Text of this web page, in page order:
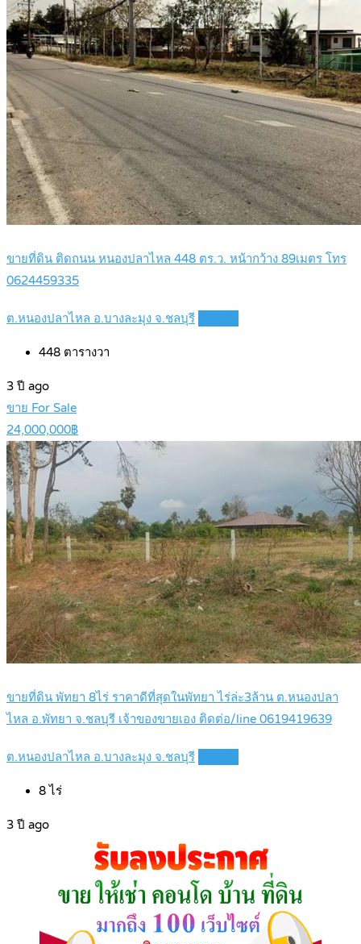
ขายที่ดิน ติดถนน หนองปลาไหล 448 ตร.ว. หน้ากว้าง 89เมตร โทร
0624459335
ต.หนองปลาไหล อ.บางละมุง จ.ชลบุรี
448 ตารางวา
3 ปี ago
ขาย For Sale
24,000,000฿
ขายที่ดิน พัทยา 8ไร่ ราคาดีที่สุดในพัทยา ไร่ล่ะ3ล้าน ต.หนองปลา
ไหล อ.พัทยา จ.ชลบุรี เจ้าของขายเอง ติดต่อ/line 0619419639
ต.หนองปลาไหล อ.บางละมุง จ.ชลบุรี
8ไร่
3 ปี ago